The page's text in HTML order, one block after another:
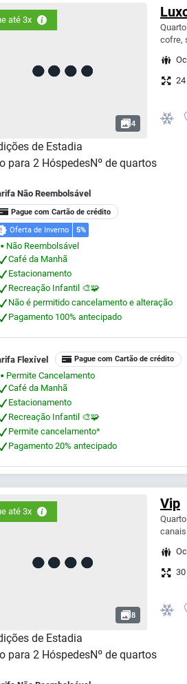
até 3x
4
cofre,
de Estadia
para 2 HóspedesNº de quartos
Não Reembolsável
Pague com Cartão de crédito
Oferta de Inverno 5%
⬤
Não Reembolsável
Café da Manhã
Estacionamento
Recreação Infantil 🎨🧩
Não é permitido cancelamento e alteração
Pagamento 100% antecipado
Flexível Pague com Cartão de crédito
⬤
Permite Cancelamento
Café da Manhã
Estacionamento
Recreação Infantil 🎨🧩
Permite cancelamento*
Pagamento 20% antecipado
até 3x
8
Vip
de Estadia
para 2 HóspedesNº de quartos